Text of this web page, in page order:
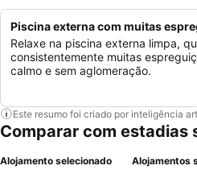
Piscina externa com muitas
Relaxe na piscina externa limpa,
consistentemente muitas
calmo e sem aglomeração.
Este resumo foi criado por inteligência
Comparar com estadias
Alojamento selecionado Alojamentos